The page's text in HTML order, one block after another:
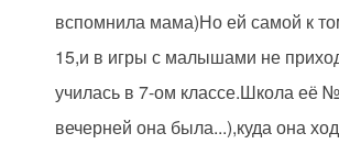
вспомнила мама)Но ей самой к
15,и в игры с малышами не
училась в 7-ом классе.Школа её
вечерней она была...),куда она